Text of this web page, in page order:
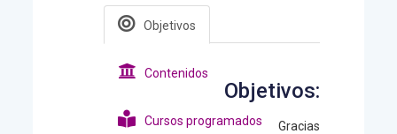
Objetivos
Contenidos
Cursos programados
Objetivos:
Gracias